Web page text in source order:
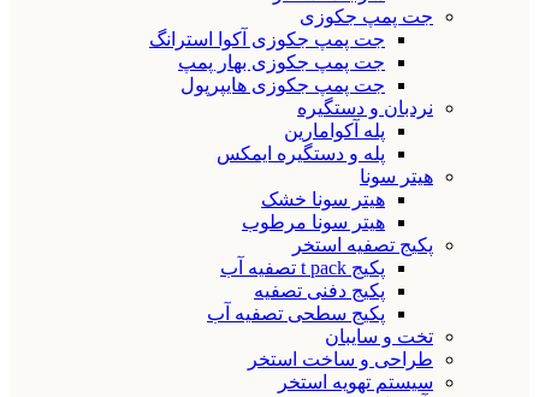
جت پمپ جکوزی
جت پمپ جکوزی آکوا استرانگ
جت پمپ جکوزی بهار پمپ
جت پمپ جکوزی هایپرپول
نردبان و دستگیره
پله آکوامارین
پله و دستگیره ایمکس
هیتر سونا
هیتر سونا خشک
هیتر سونا مرطوب
پکیج تصفیه استخر
پکیج t pack تصفیه آب
پکیج دفنی تصفیه
پکیج سطحی تصفیه آب
تخت و سایبان
طراحی و ساخت استخر
سیستم تهویه استخر